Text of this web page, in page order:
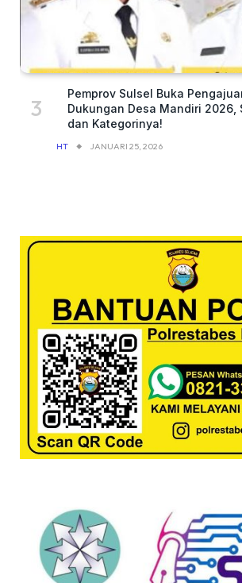
Pemprov Sulsel Buka
Dukungan Desa Mandiri 2026,
dan Kategorinya!
HT JANUARI 25, 2026